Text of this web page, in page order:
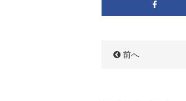
前へ